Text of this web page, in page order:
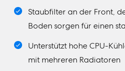
Staubfilter an der Front,
Boden sorgen für einen
Unterstützt hohe CPU-
mit mehreren Radiatoren